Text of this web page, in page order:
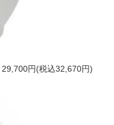
29,700円(税込32,670円)